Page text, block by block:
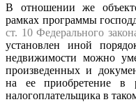
В отношении же
рамках программы
ст. 10 Федерального
установлен иной
недвижимости можно
произведенных и
на ее приобретение в
налогоплательщика в